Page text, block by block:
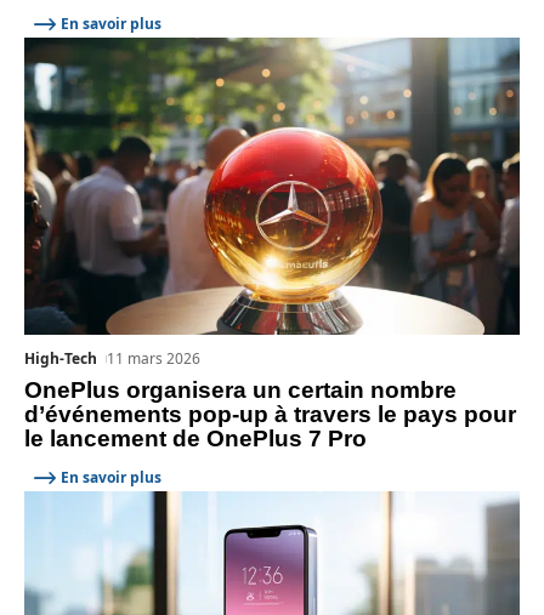
En savoir plus
OnePlus organisera un certain nombre
d’événements pop-up à travers le pays pour
le lancement de OnePlus 7 Pro
High-Tech 11 mars 2026
En savoir plus